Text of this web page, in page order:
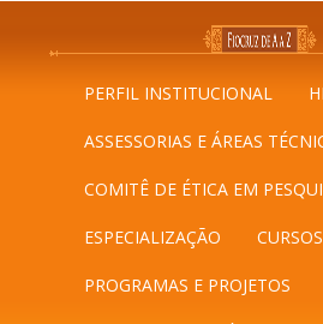
PERFIL INSTITUCIONAL
ASSESSORIAS E ÁREAS
COMITÊ DE ÉTICA EM
ESPECIALIZAÇÃO CURSOS
PROGRAMAS E PROJETOS